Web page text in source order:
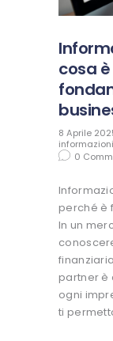
cosa
8 Aprile
0
perché è
In un
partner è
ogni
ti